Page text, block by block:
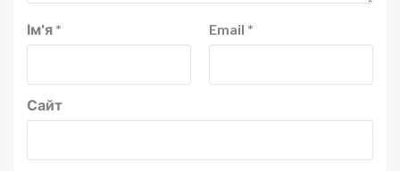
Ім'я * Email *
Сайт